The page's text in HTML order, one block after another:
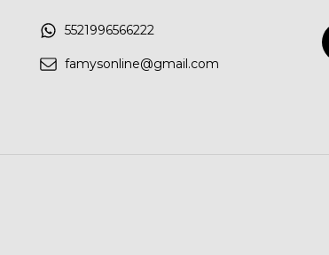
5521996566222
famysonline@gmail.com